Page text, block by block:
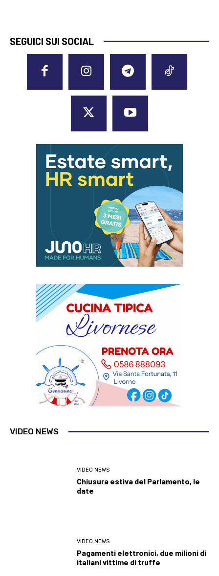
SEGUICI SUI SOCIAL
VIDEO NEWS
VIDEO NEWS
Chiusura estiva del Parlamento, le
date
VIDEO NEWS
Pagamenti elettronici, due milioni di
italiani vittime di truffe